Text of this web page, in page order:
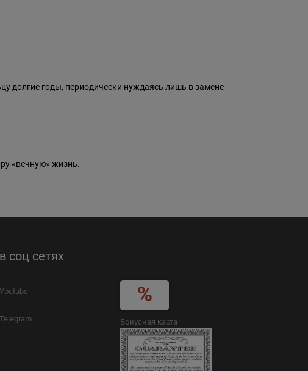
долгие годы, периодически нуждаясь лишь в замене
«вечную» жизнь.
соц сетях
Youtube
Telegram Бонусная карта